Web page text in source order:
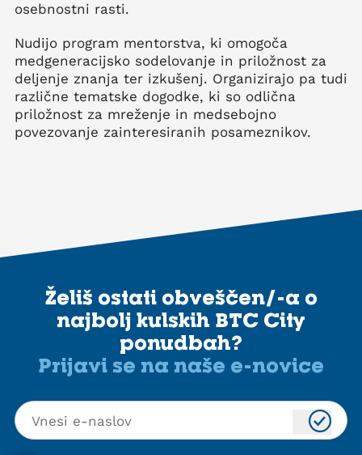
osebnostni rasti.
Nudijo program mentorstva, ki omogoča
medgeneracijsko sodelovanje in priložnost za
deljenje znanja ter izkušenj. Organizirajo pa tudi
različne tematske dogodke, ki so odlična
priložnost za mreženje in medsebojno
povezovanje zainteresiranih posameznikov.
Želiš ostati obveščen/-a o
najbolj kulskih BTC City
ponudbah?
Prijavi se na naše e-novice